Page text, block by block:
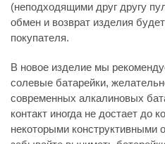
(неподходящими друг другу
обмен и возврат изделия
покупателя.
В новое изделие мы
солевые батарейки,
современных алкалиновых
контакт иногда не достает до
некоторыми конструктивными